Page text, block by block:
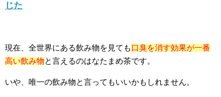
じた
現在、全世界にある飲み物を見ても口臭を消す効果が一番
高い飲み物と言えるのはなたまめ茶です。
いや、唯一の飲み物と言ってもいいかもしれません。